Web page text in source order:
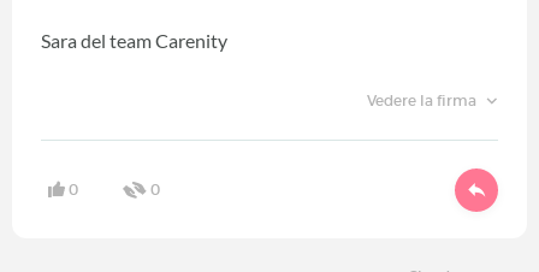
Sara del team Carenity
Vedere la firma
0 0